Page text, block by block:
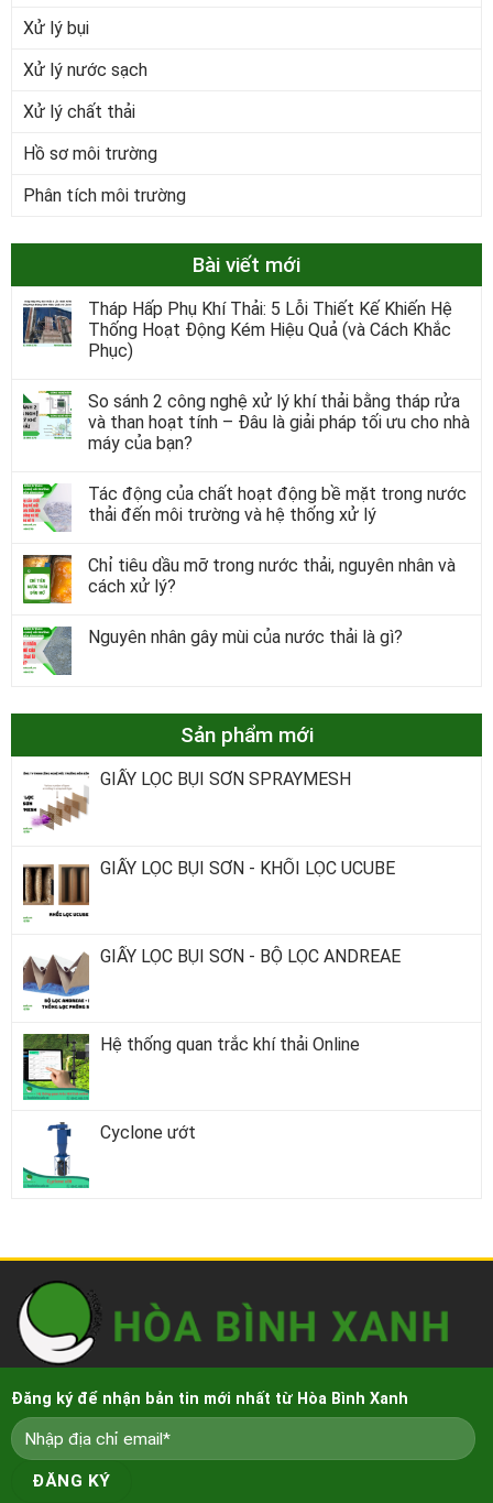
Xử lý bụi
Xử lý nước sạch
Xử lý chất thải
Hồ sơ môi trường
Phân tích môi trường
Bài viết mới
Tháp Hấp Phụ Khí Thải: 5 Lỗi Thiết Kế Khiến Hệ
Thống Hoạt Động Kém Hiệu Quả (và Cách Khắc
Phục)
So sánh 2 công nghệ xử lý khí thải bằng tháp rửa
và than hoạt tính – Đâu là giải pháp tối ưu cho nhà
máy của bạn?
Tác động của chất hoạt động bề mặt trong nước
thải đến môi trường và hệ thống xử lý
Chỉ tiêu dầu mỡ trong nước thải, nguyên nhân và
cách xử lý?
Nguyên nhân gây mùi của nước thải là gì?
Sản phẩm mới
GIẤY LỌC BỤI SƠN SPRAYMESH
GIẤY LỌC BỤI SƠN - KHỐI LỌC UCUBE
GIẤY LỌC BỤI SƠN - BỘ LỌC ANDREAE
Hệ thống quan trắc khí thải Online
Cyclone ướt
Đăng ký để nhận bản tin mới nhất từ Hòa Bình Xanh